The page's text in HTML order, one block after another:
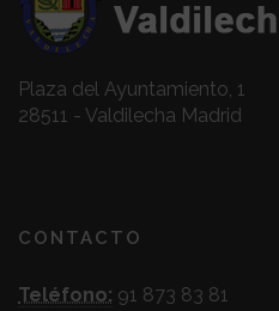
Plaza del Ayuntamiento, 1
28511 - Valdilecha Madrid
CONTACTO
Teléfono: 91 873 83 81